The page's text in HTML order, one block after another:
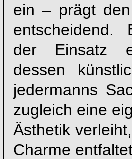
ein – prägt
entscheidend.
der Einsatz
dessen
jedermanns
zugleich eine
Ästhetik
Charme